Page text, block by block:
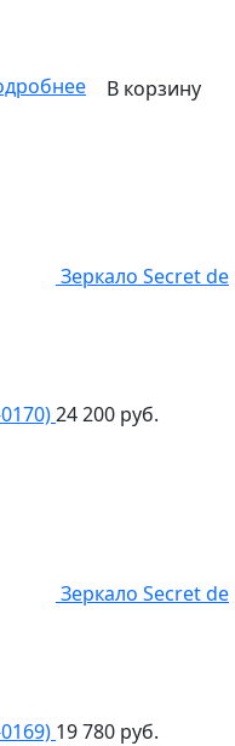
В корзину
Зеркало Secret de
24 200 руб.
Зеркало Secret de
19 780 руб.